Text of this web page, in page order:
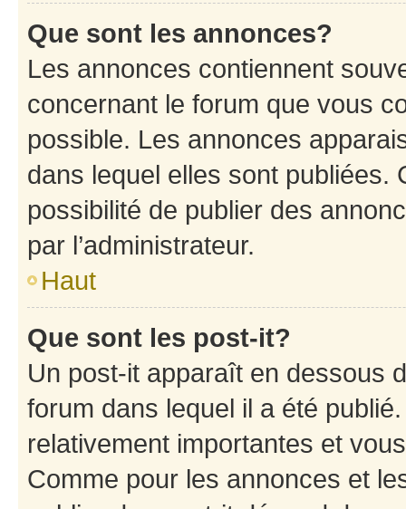
Que sont les annonces?
Les annonces contiennent
concernant le forum que vous
possible. Les annonces
dans lequel elles sont publiées.
possibilité de publier des
par l’administrateur.
Haut
Que sont les post-it?
Un post-it apparaît en dessous
forum dans lequel il a été
relativement importantes et
Comme pour les annonces et